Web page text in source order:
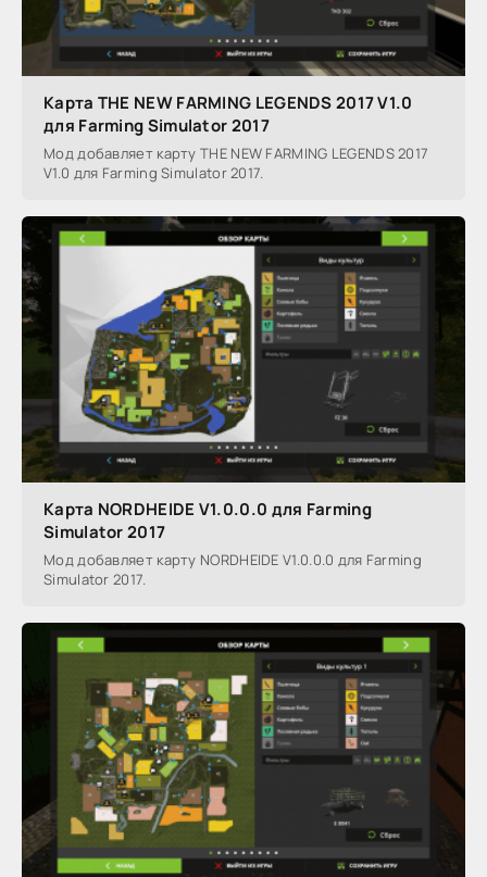
Карта THE NEW FARMING LEGENDS 2017 V1.0
для Farming Simulator 2017
Мод добавляет карту THE NEW FARMING LEGENDS 2017
V1.0 для Farming Simulator 2017.
Карта NORDHEIDE V1.0.0.0 для Farming
Simulator 2017
Мод добавляет карту NORDHEIDE V1.0.0.0 для Farming
Simulator 2017.